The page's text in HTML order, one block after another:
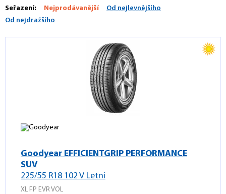
Seřazení: Nejprodávanější
Od nejlevnějšího
Od nejdražšího
Goodyear EFFICIENTGRIP PERFORMANCE
SUV
225/55 R18 102 V Letní
XL FP EVR VOL